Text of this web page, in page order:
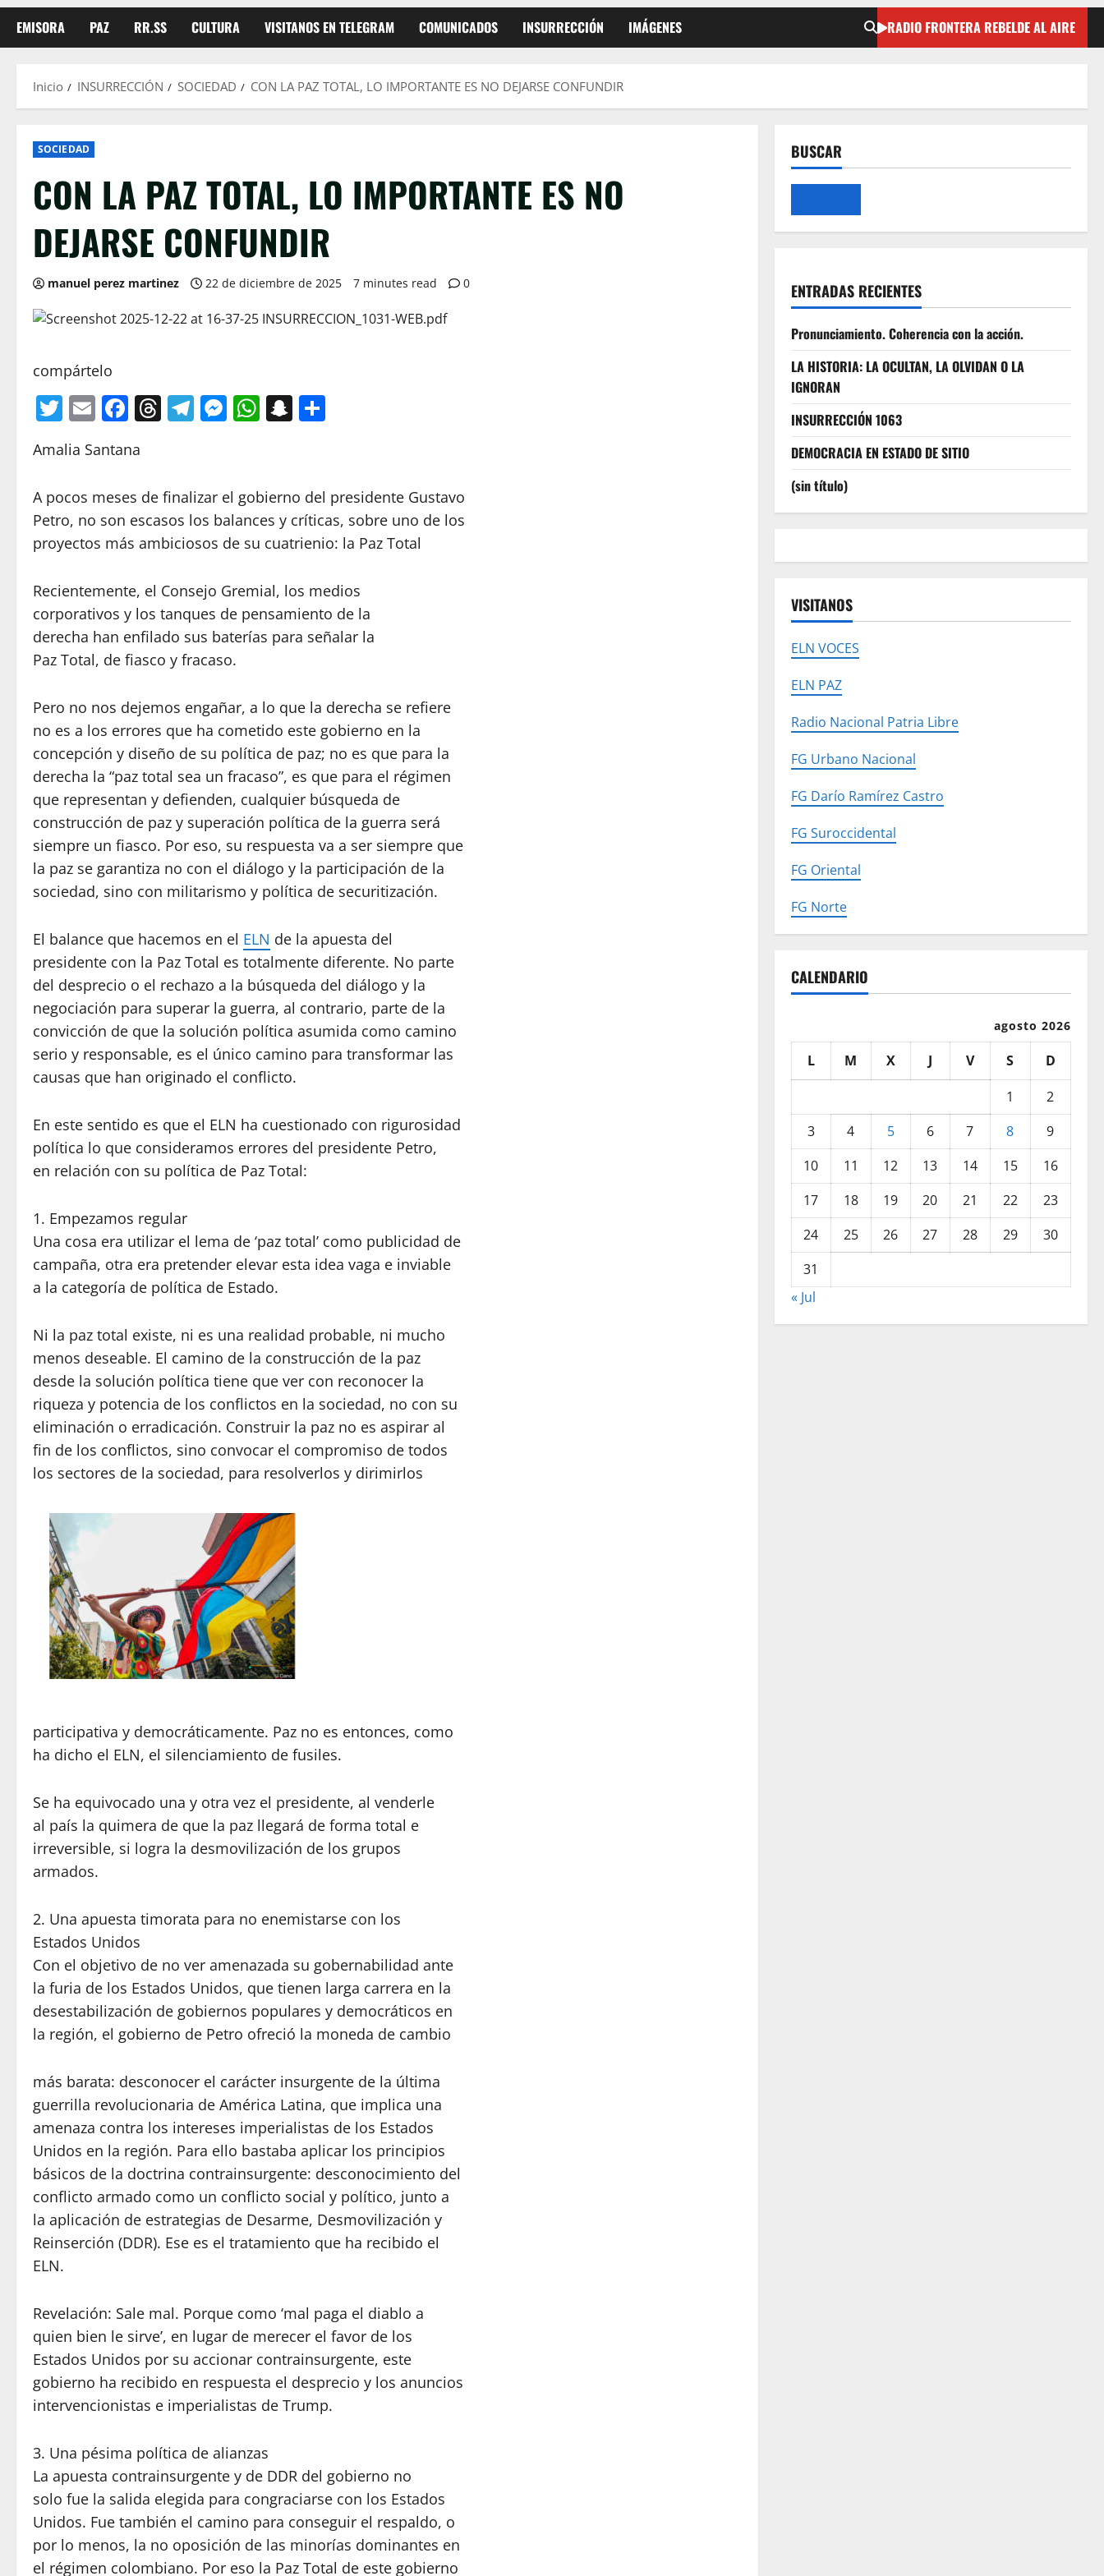
EMISORA PAZ RR.SS CULTURA VISITANOS EN TELEGRAM COMUNICADOS INSURRECCIÓN IMÁGENES RADIO FRONTERA REBELDE AL AIRE
Inicio INSURRECCIÓN SOCIEDAD CON LA PAZ TOTAL, LO IMPORTANTE ES NO DEJARSE CONFUNDIR
SOCIEDAD
CON LA PAZ TOTAL, LO IMPORTANTE ES NO
DEJARSE CONFUNDIR
manuel perez martinez 22 de diciembre de 2025 7 minutes read 0
compártelo
Twitter
EmailFacebook
Threads
Telegram
Messenger
WhatsApp
Snapchat
Amalia Santana
A pocos meses de finalizar el gobierno del presidente Gustavo
Petro, no son escasos los balances y críticas, sobre uno de los
proyectos más ambiciosos de su cuatrienio: la Paz Total
Recientemente, el Consejo Gremial, los medios
corporativos y los tanques de pensamiento de la
derecha han enfilado sus baterías para señalar la
Paz Total, de fiasco y fracaso.
Pero no nos dejemos engañar, a lo que la derecha se refiere
no es a los errores que ha cometido este gobierno en la
concepción y diseño de su política de paz; no es que para la
derecha la “paz total sea un fracaso”, es que para el régimen
que representan y defienden, cualquier búsqueda de
construcción de paz y superación política de la guerra será
siempre un fiasco. Por eso, su respuesta va a ser siempre que
la paz se garantiza no con el diálogo y la participación de la
sociedad, sino con militarismo y política de securitización.
El balance que hacemos en el ELN de la apuesta del
presidente con la Paz Total es totalmente diferente. No parte
del desprecio o el rechazo a la búsqueda del diálogo y la
negociación para superar la guerra, al contrario, parte de la
convicción de que la solución política asumida como camino
serio y responsable, es el único camino para transformar las
causas que han originado el conflicto.
En este sentido es que el ELN ha cuestionado con rigurosidad
política lo que consideramos errores del presidente Petro,
en relación con su política de Paz Total:
1. Empezamos regular
Una cosa era utilizar el lema de ‘paz total’ como publicidad de
campaña, otra era pretender elevar esta idea vaga e inviable
a la categoría de política de Estado.
Ni la paz total existe, ni es una realidad probable, ni mucho
menos deseable. El camino de la construcción de la paz
desde la solución política tiene que ver con reconocer la
riqueza y potencia de los conflictos en la sociedad, no con su
eliminación o erradicación. Construir la paz no es aspirar al
fin de los conflictos, sino convocar el compromiso de todos
los sectores de la sociedad, para resolverlos y dirimirlos
participativa y democráticamente. Paz no es entonces, como
ha dicho el ELN, el silenciamiento de fusiles.
Se ha equivocado una y otra vez el presidente, al venderle
al país la quimera de que la paz llegará de forma total e
irreversible, si logra la desmovilización de los grupos
armados.
2. Una apuesta timorata para no enemistarse con los
Estados Unidos
Con el objetivo de no ver amenazada su gobernabilidad ante
la furia de los Estados Unidos, que tienen larga carrera en la
desestabilización de gobiernos populares y democráticos en
la región, el gobierno de Petro ofreció la moneda de cambio
más barata: desconocer el carácter insurgente de la última
guerrilla revolucionaria de América Latina, que implica una
amenaza contra los intereses imperialistas de los Estados
Unidos en la región. Para ello bastaba aplicar los principios
básicos de la doctrina contrainsurgente: desconocimiento del
conflicto armado como un conflicto social y político, junto a
la aplicación de estrategias de Desarme, Desmovilización y
Reinserción (DDR). Ese es el tratamiento que ha recibido el
ELN.
Revelación: Sale mal. Porque como ‘mal paga el diablo a
quien bien le sirve’, en lugar de merecer el favor de los
Estados Unidos por su accionar contrainsurgente, este
gobierno ha recibido en respuesta el desprecio y los anuncios
intervencionistas e imperialistas de Trump.
3. Una pésima política de alianzas
La apuesta contrainsurgente y de DDR del gobierno no
solo fue la salida elegida para congraciarse con los Estados
Unidos. Fue también el camino para conseguir el respaldo, o
por lo menos, la no oposición de las minorías dominantes en
el régimen colombiano. Por eso la Paz Total de este gobierno
BUSCAR
ENTRADAS RECIENTES
Pronunciamiento. Coherencia con la acción.
LA HISTORIA: LA OCULTAN, LA OLVIDAN O LA
IGNORAN
INSURRECCIÓN 1063
DEMOCRACIA EN ESTADO DE SITIO
(sin título)
VISITANOS
ELN VOCES
ELN PAZ
Radio Nacional Patria Libre
FG Urbano Nacional
FG Darío Ramírez Castro
FG Suroccidental
FG Oriental
FG Norte
CALENDARIO
agosto 2026
L M X J V S
D
1
2
3
4 5 6 7 8
9
10
11 12 13 14 15
16
17
18 19 20 21 22
23
24
25 26 27 28 29
30
31
« Jul